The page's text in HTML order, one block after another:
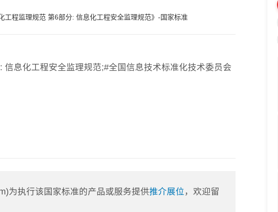
工程监理规范 第6部分: 信息化工程安全监理规范》-国家标准
息化工程安全监理规范;#全国信息技术标准化技术委员会
为执行该国家标准的产品或服务提供推介展位 ，欢迎留